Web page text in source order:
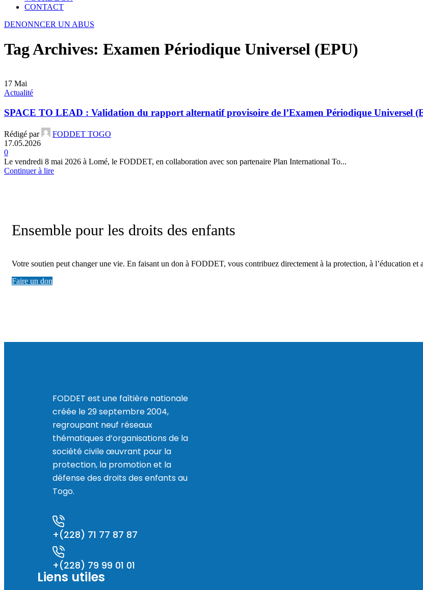
CONTACT
DENONNCER UN ABUS
Tag Archives: Examen Périodique Universel (EPU)
17 Mai
Actualité
SPACE TO LEAD : Validation du rapport alternatif provisoire de l’Examen Périodique Universel
Rédigé par
FODDET TOGO
17.05.2026
0
Le vendredi 8 mai 2026 à Lomé, le FODDET, en collaboration avec son partenaire Plan International To...
Continuer à lire
Ensemble pour les droits des enfants
Votre soutien peut changer une vie. En faisant un don à FODDET, vous contribuez directement à la protection, à l’éducation et
Faire un don
FODDET est une faîtière nationale
créée le 29 septembre 2004,
regroupant neuf réseaux
thématiques d’organisations de la
société civile œuvrant pour la
protection, la promotion et la
défense des droits des enfants au
Togo.
+(228) 71 77 87 87
+(228) 79 99 01 01
Liens utiles